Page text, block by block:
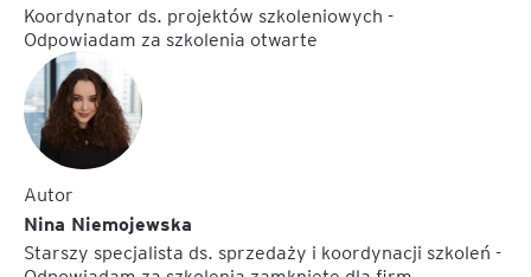
Koordynator ds. projektów szkoleniowych -
Odpowiadam za szkolenia otwarte
Autor
Nina Niemojewska
Starszy specjalista ds. sprzedaży i koordynacji szkoleń -